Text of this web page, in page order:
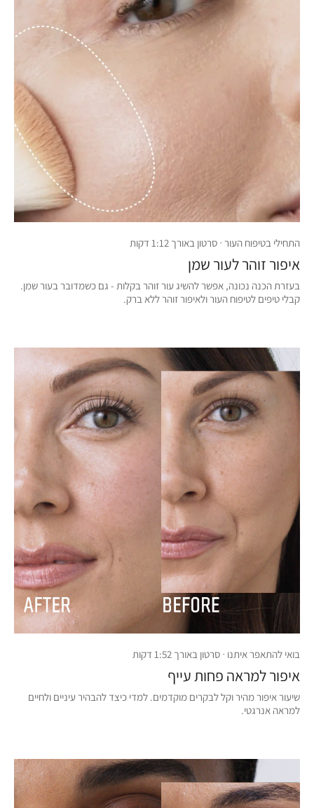
התחילי בטיפוח העור · סרטון באורך 1:12 דקות
איפור זוהר לעור שמן
בעזרת הכנה נכונה, אפשר להשיג עור זוהר בקלות - גם כשמדובר בעור שמן.
קבלי טיפים לטיפוח העור ולאיפור זוהר ללא ברק.
בואי להתאפר איתנו · סרטון באורך 1:52 דקות
איפור למראה פחות עייף
שיעור איפור מהיר וקל לבקרים מוקדמים. למדי כיצד להבהיר עיניים ולחיים
למראה אנרגטי.